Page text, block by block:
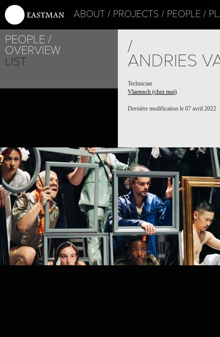
ABOUT PROJECTS PEOPLE
PEOPLE
OVERVIEW
LIST
/
ANDRIES
Technician
Vlaemsch (chez moi)
Dernière modification le 07 avril 2022